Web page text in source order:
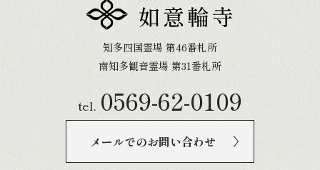
知多四国霊場 第46番札所
南知多観音霊場 第31番札所
tel. 0569-62-0109
メールでのお問い合わせ